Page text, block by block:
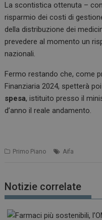
La scontistica ottenuta –
risparmio dei costi di
della distribuzione dei
prevedere al momento un
nazionali.
Fermo restando che, come
Finanziaria 2024, spetterà
spesa, istituito presso il
d’anno il reale andamento.
Primo Piano Aifa
Notizie correlate